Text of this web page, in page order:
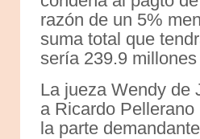
razón de un 5%
suma total que
sería 239.9
La jueza Wendy de
a Ricardo
la parte